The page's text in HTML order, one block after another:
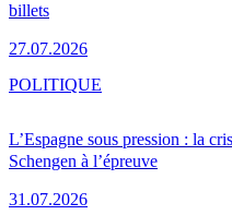
billets
27.07.2026
L’Espagne sous pression : la
Schengen à l’épreuve
31.07.2026
POLITIQUE